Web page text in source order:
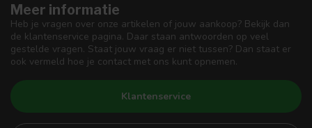
Meer informatie
Heb je vragen over onze artikelen of jouw aankoop? Bekijk dan
de klantenservice pagina. Daar staan antwoorden op veel
gestelde vragen. Staat jouw vraag er niet tussen? Dan staat er
ook vermeld hoe je contact met ons kunt opnemen.
Klantenservice